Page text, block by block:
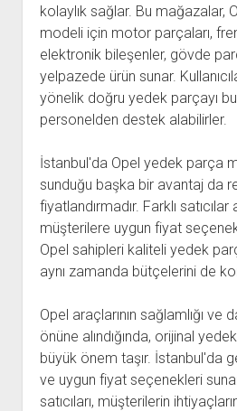
kolaylık sağlar. Bu mağazalar,
modeli için motor parçaları,
elektronik bileşenler, gövde
yelpazede ürün sunar.
yönelik doğru yedek parçayı
personelden destek alabilirler.
İstanbul'da Opel yedek parça
sunduğu başka bir avantaj da
fiyatlandırmadır. Farklı
müşterilere uygun fiyat
Opel sahipleri kaliteli yedek
aynı zamanda bütçelerini de
Opel araçlarının sağlamlığı ve
önüne alındığında, orijinal
büyük önem taşır. İstanbul'da
ve uygun fiyat seçenekleri
satıcıları, müşterilerin